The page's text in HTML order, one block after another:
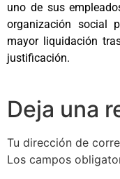
uno de sus
organización social
mayor liquidación
justificación.
Deja una
Tu dirección de
Los campos